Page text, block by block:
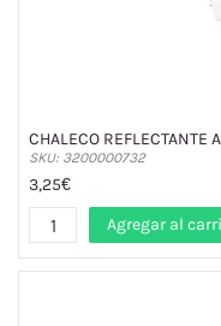
CHALECO REFLECTANTE
SKU: 3200000732
3,25€
Agregar al